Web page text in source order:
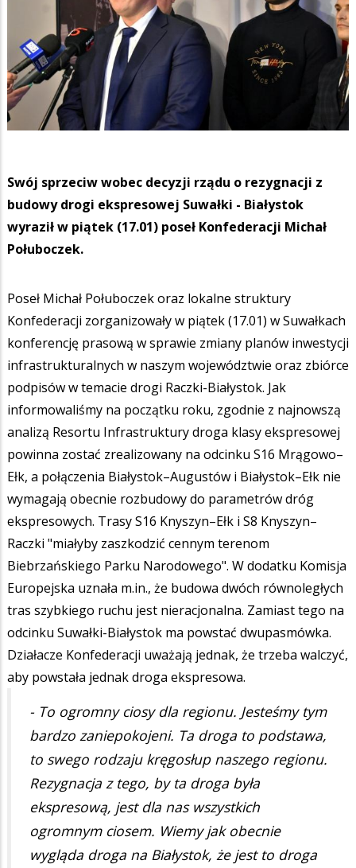
Swój sprzeciw wobec decyzji rządu o rezygnacji z
budowy drogi ekspresowej Suwałki - Białystok
wyraził w piątek (17.01) poseł Konfederacji Michał
Połuboczek.
Poseł Michał Połuboczek oraz lokalne struktury
Konfederacji zorganizowały w piątek (17.01) w Suwałkach
konferencję prasową w sprawie zmiany planów inwestycji
infrastrukturalnych w naszym województwie oraz zbiórce
podpisów w temacie drogi Raczki-Białystok. Jak
informowaliśmy na początku roku, zgodnie z najnowszą
analizą Resortu Infrastruktury droga klasy ekspresowej
powinna zostać zrealizowany na odcinku S16 Mrągowo–
Ełk, a połączenia Białystok–Augustów i Białystok–Ełk nie
wymagają obecnie rozbudowy do parametrów dróg
ekspresowych. Trasy S16 Knyszyn–Ełk i S8 Knyszyn–
Raczki "miałyby zaszkodzić cennym terenom
Biebrzańskiego Parku Narodowego". W dodatku Komisja
Europejska uznała m.in., że budowa dwóch równoległych
tras szybkiego ruchu jest nieracjonalna. Zamiast tego na
odcinku Suwałki-Białystok ma powstać dwupasmówka.
Działacze Konfederacji uważają jednak, że trzeba walczyć,
aby powstała jednak droga ekspresowa.
- To ogromny ciosy dla regionu. Jesteśmy tym
bardzo zaniepokojeni. Ta droga to podstawa,
to swego rodzaju kręgosłup naszego regionu.
Rezygnacja z tego, by ta droga była
ekspresową, jest dla nas wszystkich
ogromnym ciosem. Wiemy jak obecnie
wygląda droga na Białystok, że jest to droga